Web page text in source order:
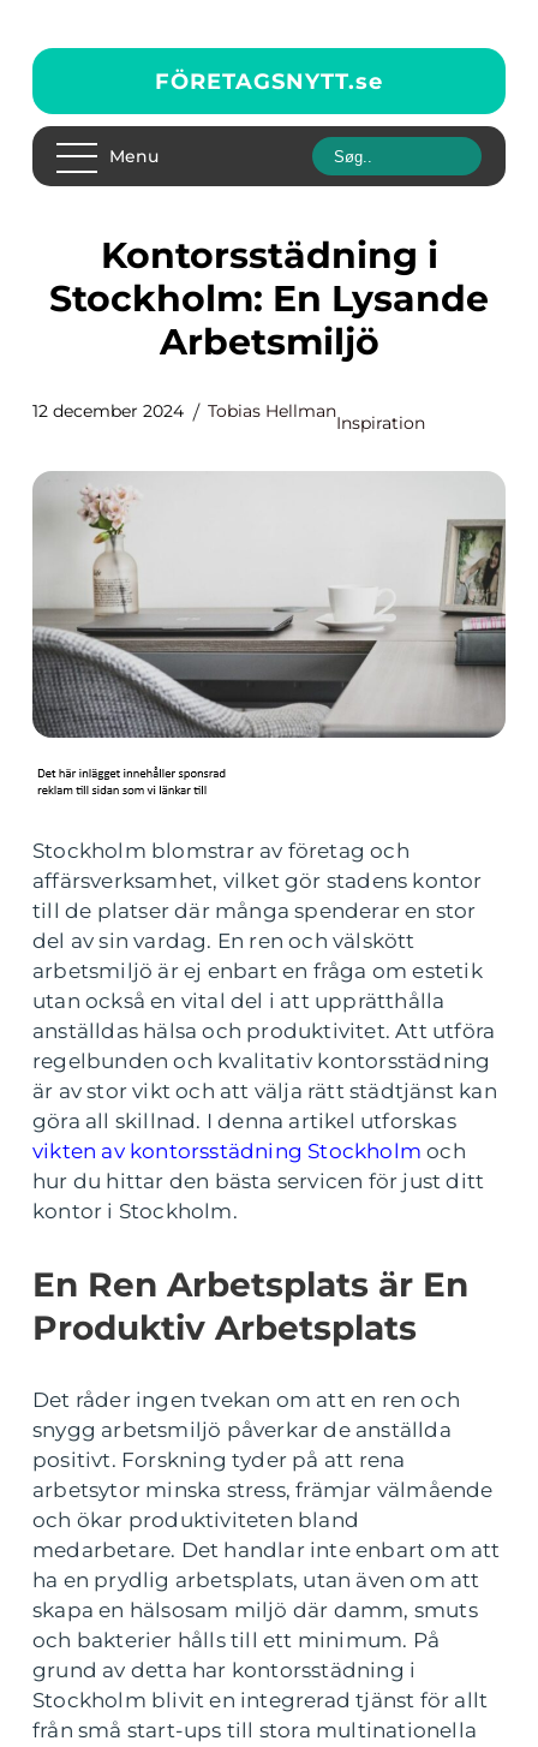
FÖRETAGSNYTT.se
Menu
Kontorsstädning i
Stockholm: En Lysande
Arbetsmiljö
12 december 2024 Tobias Hellman
Inspiration
Stockholm blomstrar av företag och
affärsverksamhet, vilket gör stadens kontor
till de platser där många spenderar en stor
del av sin vardag. En ren och välskött
arbetsmiljö är ej enbart en fråga om estetik
utan också en vital del i att upprätthålla
anställdas hälsa och produktivitet. Att utföra
regelbunden och kvalitativ kontorsstädning
är av stor vikt och att välja rätt städtjänst kan
göra all skillnad. I denna artikel utforskas
vikten av kontorsstädning Stockholm och
hur du hittar den bästa servicen för just ditt
kontor i Stockholm.
En Ren Arbetsplats är En
Produktiv Arbetsplats
Det råder ingen tvekan om att en ren och
snygg arbetsmiljö påverkar de anställda
positivt. Forskning tyder på att rena
arbetsytor minska stress, främjar välmående
och ökar produktiviteten bland
medarbetare. Det handlar inte enbart om att
ha en prydlig arbetsplats, utan även om att
skapa en hälsosam miljö där damm, smuts
och bakterier hålls till ett minimum. På
grund av detta har kontorsstädning i
Stockholm blivit en integrerad tjänst för allt
från små start-ups till stora multinationella